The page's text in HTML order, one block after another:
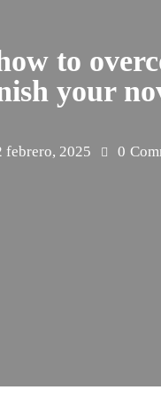
to
your
febrero, 2025 0